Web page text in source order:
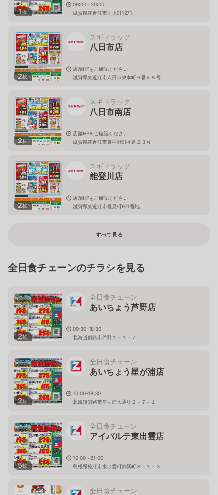
1枚
09:00～20:00
滋賀県東近江市山上町1271
2枚
スギドラッグ
八日市店
店舗HPをご確認ください
滋賀県東近江市八日市東本町６番４８号
2枚
スギドラッグ
八日市南店
店舗HPをご確認ください
滋賀県東近江市東中野町４番２３号
2枚
スギドラッグ
能登川店
店舗HPをご確認ください
滋賀県東近江市垣見町971番地
すべて見る
全日食チェーンのチラシを見る
2枚
全日食チェーン
あいちょう芦野店
09:30-18:30
北海道釧路市芦野１－１－７
2枚
全日食チェーン
あいちょう星が浦店
10:00-18:30
北海道釧路市星ヶ浦大通り２－７－１
5枚
全日食チェーン
アイパルテ東出雲店
10:00～21:00
島根県松江市東出雲町錦新町８－１－３
全日食チェーン